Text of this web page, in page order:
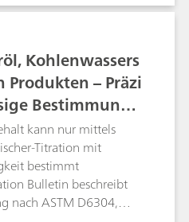
Nickel- und
nicht.
Kohlenwassers
– Präzi
Bestimmung
Titration
kann nur mittels
Titration mit
bestimmt
Bulletin beschreibt
nach ASTM D6304,